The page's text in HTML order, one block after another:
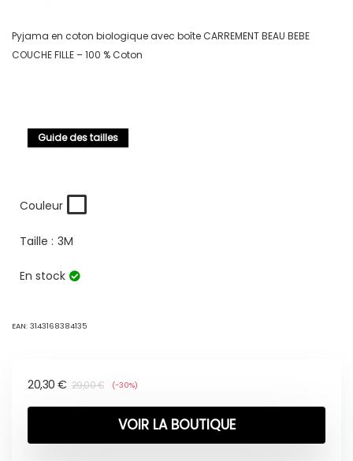
Pyjama en coton biologique avec boîte CARREMENT BEAU BEBE
COUCHE FILLE – 100 % Coton
Guide des tailles
Couleur
Taille : 3M
En stock
EAN: 3143168384135
29,00€
20,30 € (-30%)
VOIR LA BOUTIQUE